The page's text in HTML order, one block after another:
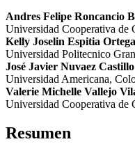
Andres Felipe Roncancio
Universidad Cooperativa de
Kelly Joselin Espitia Ortega
Universidad Politecnico
José Javier Nuvaez Castillo
Universidad Americana,
Valerie Michelle Vallejo
Universidad Cooperativa de
Resumen